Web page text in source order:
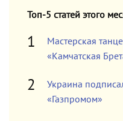
Топ-5 статей этого
Мастерская
«Камчатская
Украина
«Газпромом»